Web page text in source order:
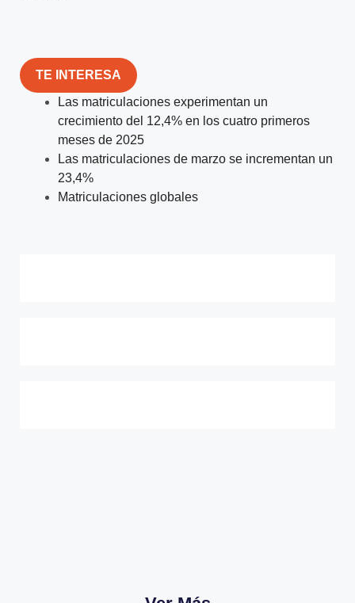
TE INTERESA
Las matriculaciones experimentan un
crecimiento del 12,4% en los cuatro primeros
meses de 2025
Las matriculaciones de marzo se incrementan un
23,4%
Matriculaciones globales